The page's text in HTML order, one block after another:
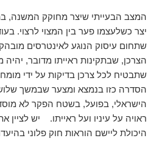
המצב הבעייתי שיצר מחוקק המשנה,
יצר כשלעצמו פער בין המצוי לרצוי.
שתחום עיסוק הנוגע לאינטרסים
הצרכן, שבתקינות ראייתו מדובר,
שתבטיח לכל צרכן בדיקות על ידי
הסדרה כזו בנמצא ומצער שבמשך
הישראלי, בפועל, בשטח הפקר לא
ראויה על עיניו ועל ראייתו. יש
היכולת ליישם הוראות חוק פלוני